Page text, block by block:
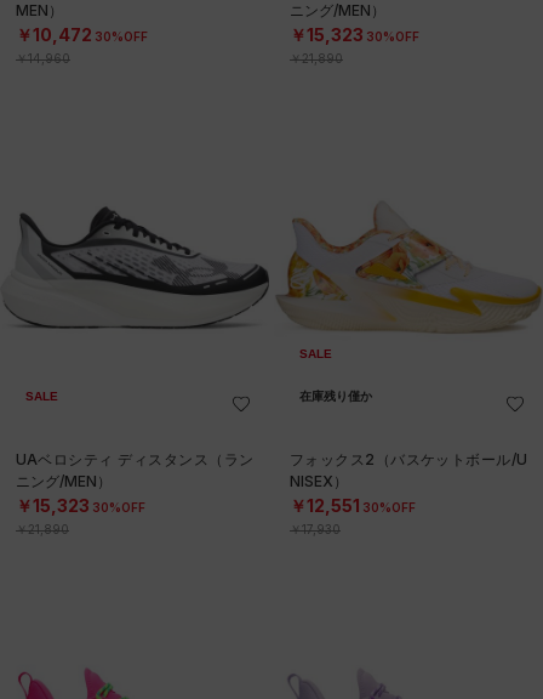
MEN）
￥10,472 30%OFF
￥14,960
ニング/MEN）
￥15,323 30%OFF
￥21,890
SALE
UAベロシティ ディスタンス（ラン
ニング/MEN）
￥15,323 30%OFF
￥21,890
SALE
在庫残り僅か
フォックス2（バスケットボール/U
NISEX）
￥12,551 30%OFF
￥17,930